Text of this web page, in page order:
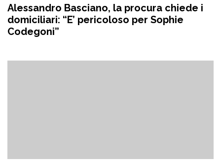
Alessandro Basciano, la procura chiede i
domiciliari: “E’ pericoloso per Sophie
Codegoni”